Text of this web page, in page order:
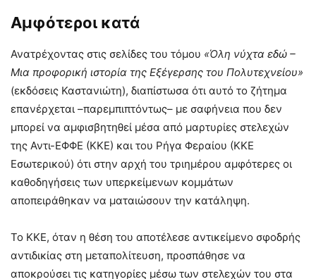
Αμφότεροι κατά
Ανατρέχοντας στις σελίδες του τόμου «Όλη νύχτα εδώ –
Μια προφορική ιστορία της Εξέγερσης του Πολυτεχνείου»
(εκδόσεις Καστανιώτη), διαπίστωσα ότι αυτό το ζήτημα
επανέρχεται –παρεμπιπτόντως– με σαφήνεια που δεν
μπορεί να αμφισβητηθεί μέσα από μαρτυρίες στελεχών
της Αντι-ΕΦΦΕ (ΚΚΕ) και του Ρήγα Φεραίου (ΚΚΕ
Εσωτερικού) ότι στην αρχή του τριημέρου αμφότερες οι
καθοδηγήσεις των υπερκείμενων κομμάτων
αποπειράθηκαν να ματαιώσουν την κατάληψη.
Το ΚΚΕ, όταν η θέση του αποτέλεσε αντικείμενο σφοδρής
αντιδικίας στη μεταπολίτευση, προσπάθησε να
αποκρούσει τις κατηγορίες μέσω των στελεχών του στα